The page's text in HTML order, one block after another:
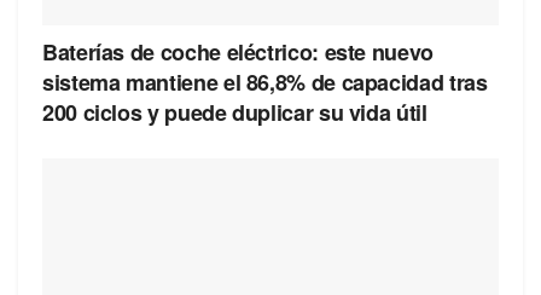
Baterías de coche eléctrico: este nuevo
sistema mantiene el 86,8% de capacidad tras
200 ciclos y puede duplicar su vida útil